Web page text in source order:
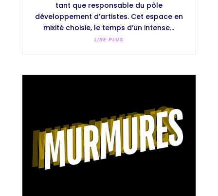
tant que responsable du pôle
développement d’artistes. Cet espace en
mixité choisie, le temps d’un intense...
LIRE PLUS